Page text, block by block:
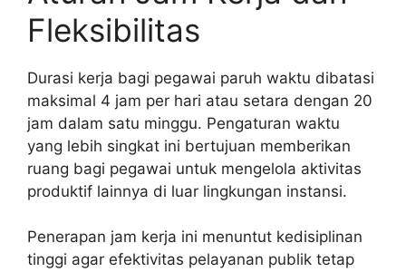
Fleksibilitas
Durasi kerja bagi pegawai paruh waktu dibatasi
maksimal 4 jam per hari atau setara dengan 20
jam dalam satu minggu. Pengaturan waktu
yang lebih singkat ini bertujuan memberikan
ruang bagi pegawai untuk mengelola aktivitas
produktif lainnya di luar lingkungan instansi.
Penerapan jam kerja ini menuntut kedisiplinan
tinggi agar efektivitas pelayanan publik tetap